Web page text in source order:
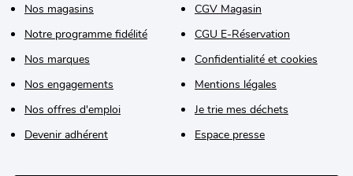
Nos magasins
Notre programme fidélité
Nos marques
Nos engagements
Nos offres d'emploi
Devenir adhérent
CGV Magasin
CGU E-Réservation
Confidentialité et cookies
Mentions légales
Je trie mes déchets
Espace presse